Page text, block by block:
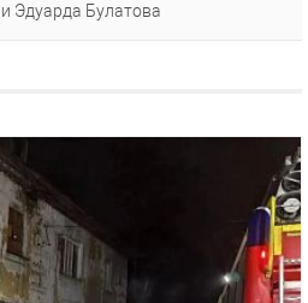
Эдуарда Булатова